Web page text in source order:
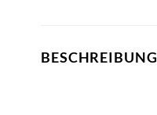
BESCHREIBUNG